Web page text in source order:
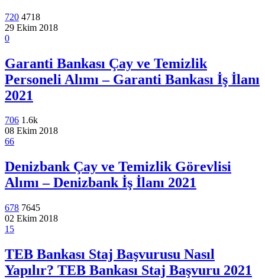
720 4718
29 Ekim 2018
0
Garanti Bankası Çay ve Temizlik
Personeli Alımı – Garanti Bankası İş İlanı
2021
706 1.6k
08 Ekim 2018
66
Denizbank Çay ve Temizlik Görevlisi
Alımı – Denizbank İş İlanı 2021
678 7645
02 Ekim 2018
15
TEB Bankası Staj Başvurusu Nasıl
Yapılır? TEB Bankası Staj Başvuru 2021